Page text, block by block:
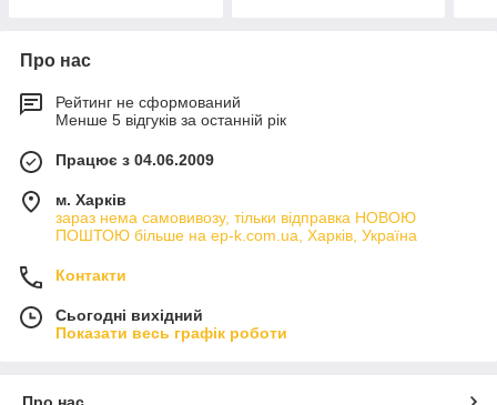
Про нас
Рейтинг не сформований
Менше 5 відгуків за останній рік
Працює з 04.06.2009
м. Харків
зараз нема самовивозу, тільки відправка НОВОЮ
ПОШТОЮ більше на ep-k.com.ua, Харків, Україна
Контакти
Сьогодні вихідний
Показати весь графік роботи